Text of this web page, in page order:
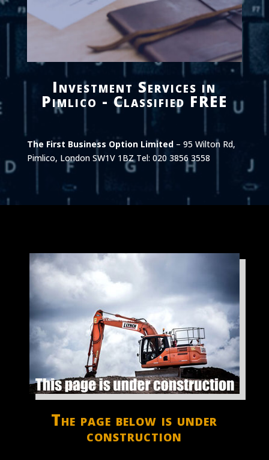
Investment Services in
Pimlico - Classified FREE
The First Business Option Limited– 95 Wilton Rd,
Pimlico, London SW1V 1BZ Tel: 020 3856 3558
The page below is under
construction